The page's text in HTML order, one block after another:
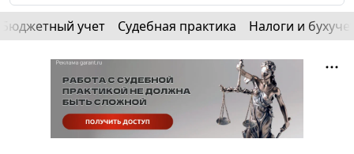
Бюджетный учет Судебная практика Налоги и